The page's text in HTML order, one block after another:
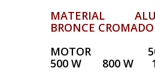
MATERIAL
BRONCE CROMADO
MOTOR
500 W 800 W